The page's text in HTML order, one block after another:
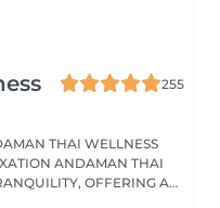
255
THAI WELLNESS
ANDAMAN THAI
OFFERING A